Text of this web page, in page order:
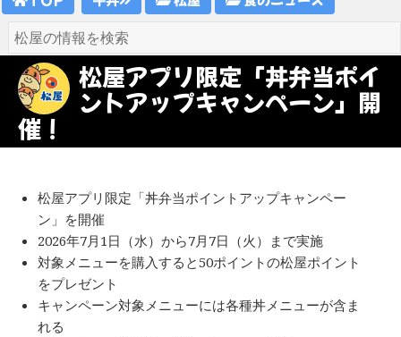
松屋アプリ限定「丼弁当ポイ
ントアップキャンペーン」開
催！
松屋アプリ限定「丼弁当ポイントアップキャンペー
ン」を開催
2026年7月1日（水）から7月7日（火）まで実施
対象メニューを購入すると50ポイントの松屋ポイント
をプレゼント
キャンペーン対象メニューには各種丼メニューが含ま
れる